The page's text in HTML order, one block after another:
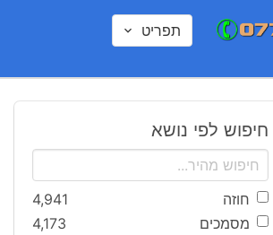
תפריט
חיפוש לפי נושא
חוזה
4,941
מסמכים
4,173